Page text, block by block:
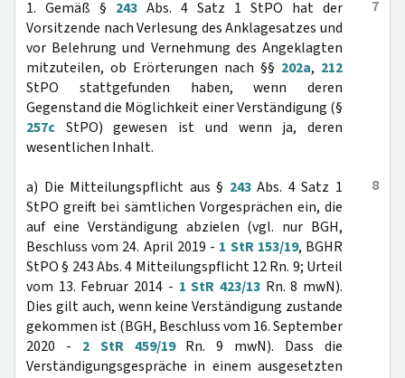
7
1. Gemäß § 243 Abs. 4 Satz 1 StPO hat der
Vorsitzende nach Verlesung des Anklagesatzes und
vor Belehrung und Vernehmung des Angeklagten
mitzuteilen, ob Erörterungen nach §§ 202a, 212
StPO stattgefunden haben, wenn deren
Gegenstand die Möglichkeit einer Verständigung (§
257c StPO) gewesen ist und wenn ja, deren
wesentlichen Inhalt.
8
a) Die Mitteilungspflicht aus § 243Abs. 4 Satz 1
StPO greift bei sämtlichen Vorgesprächen ein, die
auf eine Verständigung abzielen (vgl. nur BGH,
Beschluss vom 24. April 2019 - 1 StR 153/19, BGHR
StPO § 243 Abs. 4 Mitteilungspflicht 12 Rn. 9; Urteil
vom 13. Februar 2014 - 1 StR 423/13Rn. 8 mwN).
Dies gilt auch, wenn keine Verständigung zustande
gekommen ist (BGH, Beschluss vom 16. September
2020 - 2 StR 459/19Rn. 9 mwN). Dass die
Verständigungsgespräche in einem ausgesetzten